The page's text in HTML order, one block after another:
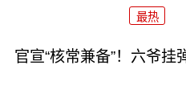
最热
官宣“核常兼备”！六爷